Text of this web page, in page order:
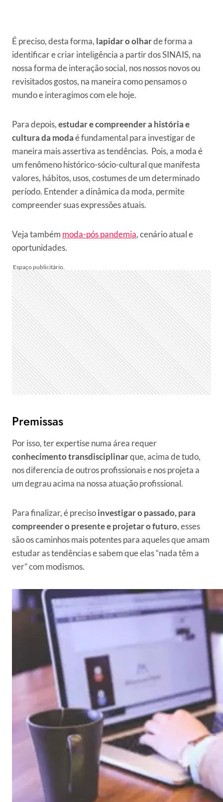
É preciso, desta forma, lapidar o olharde forma a
identificar e criar inteligência a partir dos SINAIS, na
nossa forma de interação social, nos nossos novos ou
revisitados gostos, na maneira como pensamos o
mundo e interagimos com ele hoje.
Para depois,estudar e compreender a história e
cultura da modaé fundamental para investigar de
maneira mais assertiva as tendências. Pois, a moda é
um fenômeno histórico-sócio-cultural que manifesta
valores, hábitos, usos, costumes de um determinado
período. Entender a dinâmica da moda, permite
compreender suas expressões atuais.
Veja também moda-pós pandemia, cenário atual e
oportunidades.
Premissas
Por isso, ter expertise numa área requer
conhecimento transdisciplinarque, acima de tudo,
nos diferencia de outros profissionais e nos projeta a
um degrau acima na nossa atuação profissional.
Para finalizar, é precisoinvestigar o passado, para
compreender o presente e projetar o futuro, esses
são os caminhos mais potentes para aqueles que amam
estudar as tendências e sabem que elas “nada têm a
ver” com modismos.